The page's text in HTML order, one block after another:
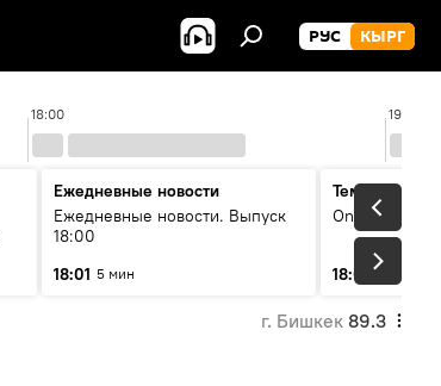
РУС КЫРГ
18:00 19:00
Ежедневные новости
Ежедневные новости. Выпуск
18:00
18:01 5 мин
Тема дня
On air
18:07
г. Бишкек 89.3